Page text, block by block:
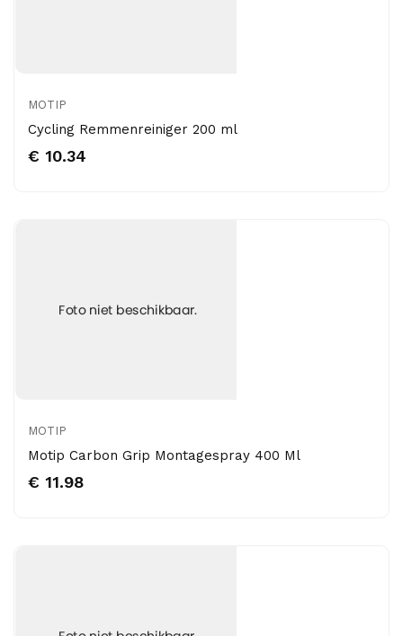
MOTIP
Cycling Remmenreiniger 200 ml
€ 10.34
MOTIP
Motip Carbon Grip Montagespray 400 Ml
€ 11.98